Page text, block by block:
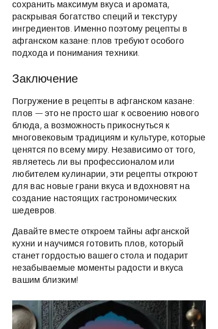
сохранить максимум вкуса и аромата,
раскрывая богатство специй и текстуру
ингредиентов. Именно поэтому рецепты в
афганском казане: плов требуют особого
подхода и понимания техники.
Заключение
Погружение в рецепты в афганском казане:
плов — это не просто шаг к освоению нового
блюда, а возможность прикоснуться к
многовековым традициям и культуре, которые
ценятся по всему миру. Независимо от того,
являетесь ли вы профессионалом или
любителем кулинарии, эти рецепты откроют
для вас новые грани вкуса и вдохновят на
создание настоящих гастрономических
шедевров.
Давайте вместе откроем тайны афганской
кухни и научимся готовить плов, который
станет гордостью вашего стола и подарит
незабываемые моменты радости и вкуса
вашим близким!